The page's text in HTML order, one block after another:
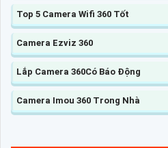
Top 5 Camera Wifi 360 Tốt
Camera Ezviz 360
Lắp Camera 360Có Báo Động
Camera Imou 360 Trong Nhà